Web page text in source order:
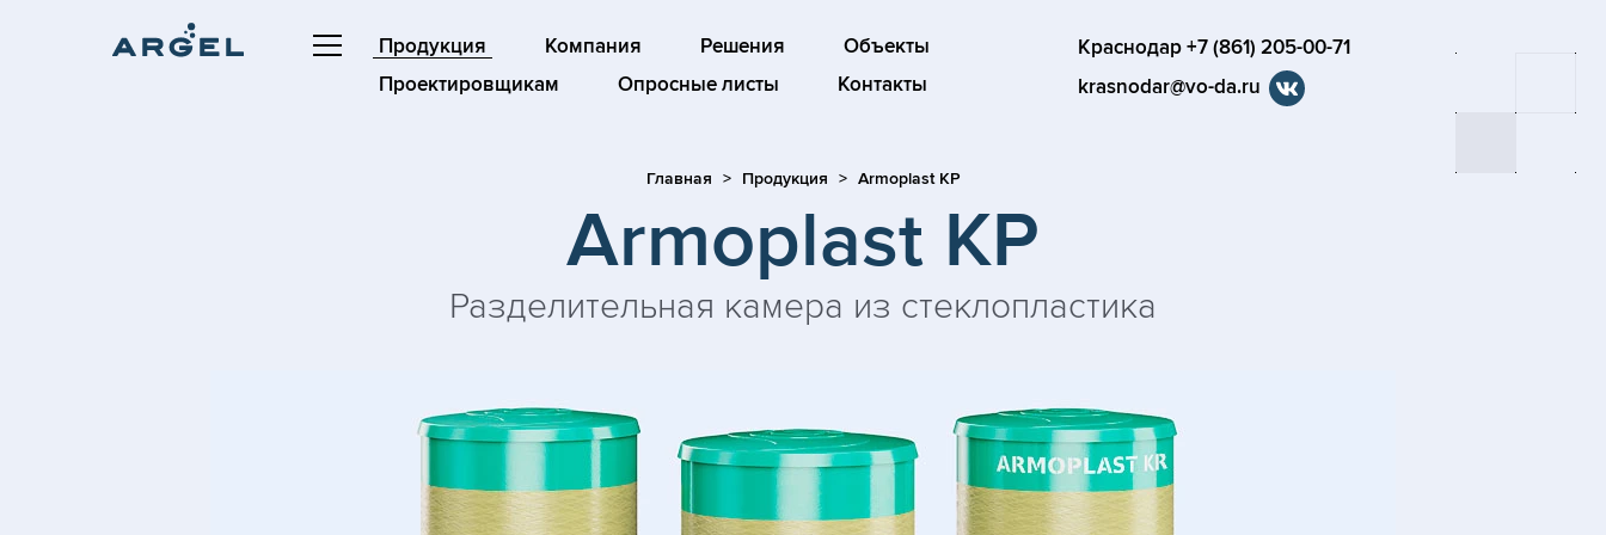
Продукция Компания Решения
Объекты
Проектировщикам
Опросные листы Контакты
Краснодар +7 (861) 205-00-71
krasnodar@vo-da.ru
Главная Продукция Armoplast KP
Armoplast KP
Разделительная камера из стеклопластика